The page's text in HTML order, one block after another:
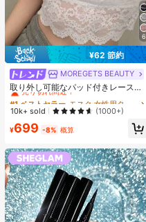
6
¥62 節約
MOREGETS BEAUTY
取り外し可能なパッド付きレースキ
ャミソール、多用途ノースリーブア
ンダーシャツ、女性向け、新学期、
クリスマス、春節、カジュアルホワ
イトサマー、シック&エレガント
#1 ベストセラー
モスク 女性用タンクトップ&キャミス
売り切れ間近！
#1 ベストセラー
売り切れ間近！
#1 ベストセラー
売り切れ間近！
#1 ベストセラー
売り切れ間近！
10k+ sold (1000+)
¥699 -8% 概算